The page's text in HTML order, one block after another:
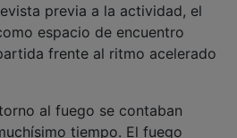
“El cuento no puede
más. Tiene que atravesarte”,
de Guadalajara y de sus
provincia, como el Maratón